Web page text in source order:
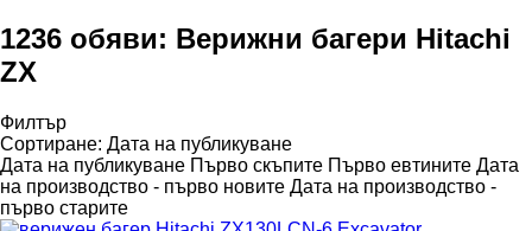
1236 обяви: Верижни багери Hitachi
ZX
Филтър
Сортиране: Дата на публикуване
Дата на публикуване Първо скъпите Първо евтините Дата
на производство - първо новите Дата на производство -
първо старите